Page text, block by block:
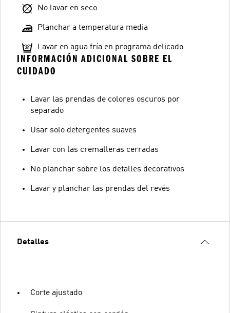
No lavar en seco
Planchar a temperatura media
Lavar en agua fría en programa delicado
INFORMACIÓN ADICIONAL SOBRE EL
CUIDADO
Lavar las prendas de colores oscuros por
separado
Usar solo detergentes suaves
Lavar con las cremalleras cerradas
No planchar sobre los detalles decorativos
Lavar y planchar las prendas del revés
Detalles
Corte ajustado